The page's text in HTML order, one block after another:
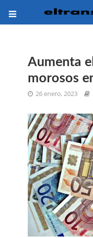
Aumenta
morosos
26 enero, 2023